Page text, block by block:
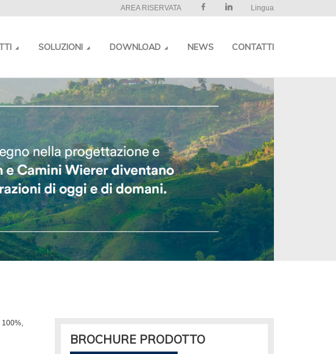
AREA RISERVATA Lingua
SOLUZIONI DOWNLOAD NEWS CONTATTI
100%,
BROCHURE PRODOTTO